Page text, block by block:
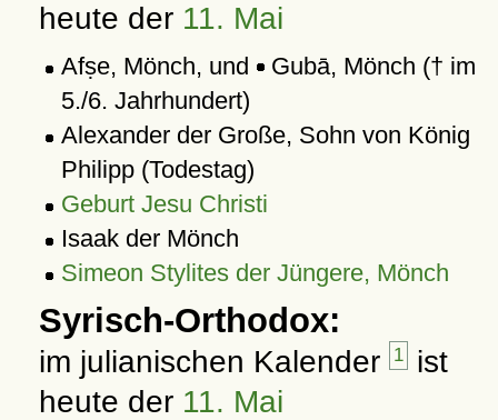
heute der 11. Mai
Afṣe, Mönch, und Gubā, Mönch († im
5./6. Jahrhundert)
Alexander der Große, Sohn von König
Philipp (Todestag)
Geburt Jesu Christi
Isaak der Mönch
Simeon Stylites der Jüngere, Mönch
Syrisch-Orthodox:
im julianischen Kalender 1 ist
heute der 11. Mai